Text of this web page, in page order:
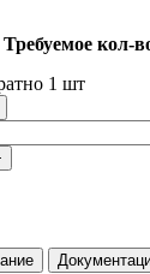
Требуемое кол-
1 шт